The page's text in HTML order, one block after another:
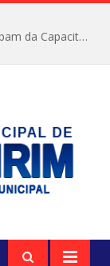
Servidores e Vereadores de Almeirim Participam da Capacitação “Orientar é a Nossa Missão”